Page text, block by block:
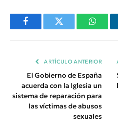
FacebookTwitter
ARTÍCULO ANTERIOR
El Gobierno de España
acuerda con la Iglesia un
sistema de reparación para
las víctimas de abusos
sexuales